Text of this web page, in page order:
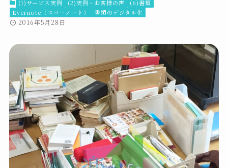
(1)サービス実例 (2)実例・お客様の声
(6)書類
Evernote（エバーノート）
書類のデジタル化
2016年5月28日